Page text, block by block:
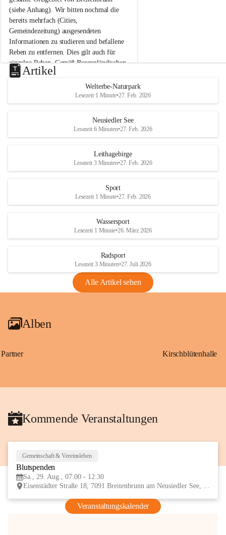
u
n
n
a
m
N
e
u
s
d
S
(siehe Anhang). Wir bitten nochmal die
bereits mehrfach (Cities,
Gemeindezeitung) ausgesendeten
Informationen zu studieren und befallene
Reben zu entfernen. Dies gilt auch für
einzelne Reben. Gemäß Burgenländischen
Weinbaugesetz sind nicht gepflegte oder
unzulässige Weingärten zu roden! Bitte
helfen wir zusammen um unsere Winzer
vor den prognostizierten Ernteausfällen
und den daraus folgenden wirtschaftlichen
Maßnahmen zur Bekämpfung
Rebe und der Amerikanischen
Anhang VBl. EU Nr. 18
1 Seite•1,4 MB
VBl. EU Nr. 18_2026
u
e
d
r
S
Artikel
Welterbe-Naturpark
Lesezeit 1 Minute•27. Feb. 2026
Neusiedler See
Lesezeit 6 Minuten•27. Feb. 2026
Leithagebirge
Lesezeit 3 Minuten•27. Feb. 2026
Sport
Lesezeit 1 Minute•27. Feb. 2026
Wassersport
Lesezeit 1 Minute•26. März 2026
Radsport
Lesezeit 3 Minuten•27. Juli 2026
Alle Artikel sehen
Alben
Partner Kirschblütenhalle
Kommende Veranstaltungen
Gemeinschaft & Vereinsleben
Blutspenden
Sa., 29. Aug., 07:00 - 12:30
Eisenstädter Straße 18, 7091 Breitenbrunn am Neusiedler See, AUT
Veranstaltungskalender